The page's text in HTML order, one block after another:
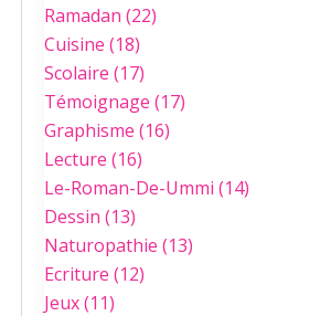
Ramadan (22)
Cuisine (18)
Scolaire (17)
Témoignage (17)
Graphisme (16)
Lecture (16)
Le-Roman-De-Ummi (14)
Dessin (13)
Naturopathie (13)
Ecriture (12)
Jeux(11)